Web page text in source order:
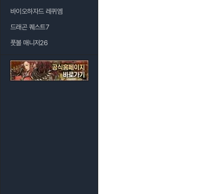
바이오하자드 레퀴엠
드래곤 퀘스트7
풋볼 매니저26